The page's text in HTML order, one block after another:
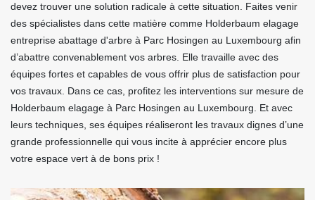
devez trouver une solution radicale à cette situation. Faites venir
des spécialistes dans cette matière comme Holderbaum elagage
entreprise abattage d'arbre à Parc Hosingen au Luxembourg afin
d’abattre convenablement vos arbres. Elle travaille avec des
équipes fortes et capables de vous offrir plus de satisfaction pour
vos travaux. Dans ce cas, profitez les interventions sur mesure de
Holderbaum elagage à Parc Hosingen au Luxembourg. Et avec
leurs techniques, ses équipes réaliseront les travaux dignes d’une
grande professionnelle qui vous incite à apprécier encore plus
votre espace vert à de bons prix !